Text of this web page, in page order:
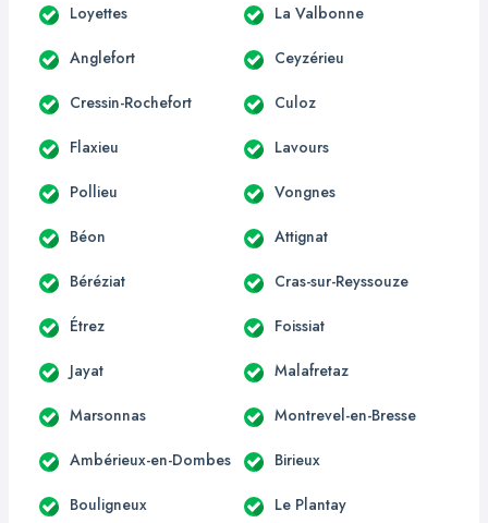
Loyettes La Valbonne
Anglefort Ceyzérieu
Cressin-Rochefort Culoz
Flaxieu Lavours
Pollieu Vongnes
Béon Attignat
Béréziat Cras-sur-Reyssouze
Étrez Foissiat
Jayat Malafretaz
Marsonnas Montrevel-en-Bresse
Ambérieux-en-Dombes Birieux
Bouligneux Le Plantay